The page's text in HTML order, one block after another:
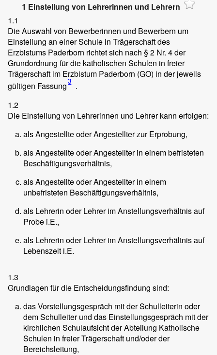
1 Einstellung von Lehrerinnen und Lehrern
1.1
Die Auswahl von Bewerberinnen und Bewerbern um
Einstellung an einer Schule in Trägerschaft des
Erzbistums Paderborn richtet sich nach § 2 Nr. 4 der
Grundordnung für die katholischen Schulen in freier
Trägerschaft im Erzbistum Paderborn (GO) in der jeweils
gültigen Fassung3 .
1.2
Die Einstellung von Lehrerinnen und Lehrer kann erfolgen:
als Angestellte oder Angestellter zur Erprobung,
als Angestellte oder Angestellter in einem befristeten
Beschäftigungsverhältnis,
als Angestellte oder Angestellter in einem
unbefristeten Beschäftigungsverhältnis,
als Lehrerin oder Lehrer im Anstellungsverhältnis auf
Probe i.E.,
als Lehrerin oder Lehrer im Anstellungsverhältnis auf
Lebenszeit i.E.
1.3
Grundlagen für die Entscheidungsfindung sind:
das Vorstellungsgespräch mit der Schulleiterin oder
dem Schulleiter und das Einstellungsgespräch mit der
kirchlichen Schulaufsicht der Abteilung Katholische
Schulen in freier Trägerschaft und/oder der
Bereichsleitung,